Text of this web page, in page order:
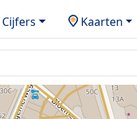
Cijfers Kaarten